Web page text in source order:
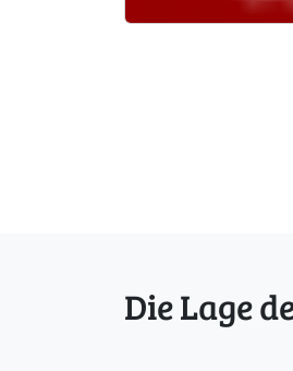
Die Lage